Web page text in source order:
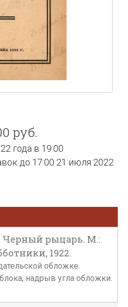
руб.
года в 19:00
до 17:00 21 июля 2022
Черный рыцарь. М.:
1922.
обложке.
надрыв угла обложки.